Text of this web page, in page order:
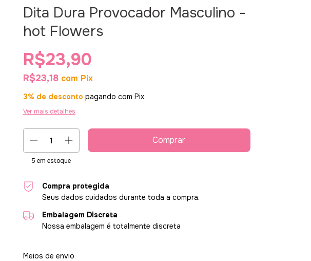
Dita Dura Provocador Masculino -
hot Flowers
R$23,90
R$23,18 com Pix
3% de desconto pagando com Pix
Ver mais detalhes
5 em estoque
Compra protegida
Seus dados cuidados durante toda a compra.
Embalagem Discreta
Nossa embalagem é totalmente discreta
Entregas para o CEP:
Meios de envio